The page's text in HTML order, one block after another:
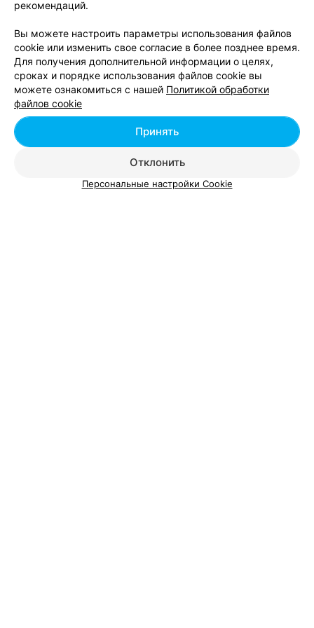
ЦЕНТР РАЗВИТИЯ ДЕТЕЙ
Умные шаги
Минск, ул. Гинтовта, 12а до 20:00
рекомендаций.
Вы можете настроить параметры использования файлов
cookie или изменить свое согласие в более позднее время.
Для получения дополнительной информации о целях,
сроках и порядке использования файлов cookie вы
можете ознакомиться с нашей Политикой обработки
файлов cookie
Отклонить
Принять
Персональные настройки Cookie